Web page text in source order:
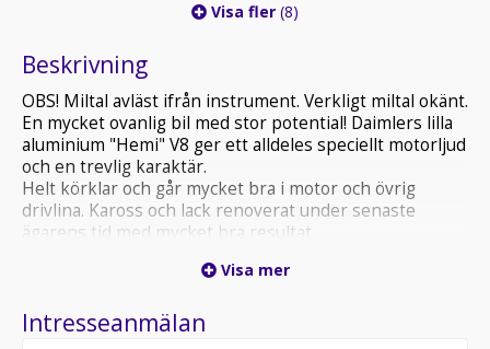
Visa fler (8)
Beskrivning
OBS! Miltal avläst ifrån instrument. Verkligt miltal okänt.
En mycket ovanlig bil med stor potential! Daimlers lilla
aluminium "Hemi" V8 ger ett alldeles speciellt motorljud
och en trevlig karaktär.
Helt körklar och går mycket bra i motor och övrig
drivlina. Kaross och lack renoverat under senaste
ägarens tid med mycket bra resultat.
absolut toppskick finns en del pyssel med t.ex. lite
fram tex.). Helt komplett förutom ett bakre
Visa mer
Intresseanmälan